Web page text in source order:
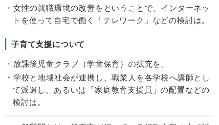
女性の就職環境の改善をということで、インターネッ
トを使って自宅で働く「テレワーク」などの検討は。
子育て支援について
放課後児童クラブ（学童保育）の拡充を。
学校と地域社会が連携し、職業人を各学校へ講師とし
て派遣し、あるいは「家庭教育支援員」の配置などの
検討は。